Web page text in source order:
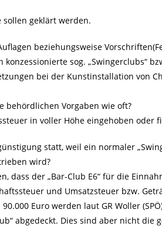
sollen geklärt werden.
beziehungsweise
sog. „Swingerclubs“
bei der Kunstinstallation von
behördlichen Vorgaben wie oft?
in voller Höhe eingehoben oder
statt, weil ein normaler
wird?
dass der „Bar-Club E6“ für die
und Umsatzsteuer bzw.
Euro werden laut GR Woller
abgedeckt. Dies sind aber nicht die